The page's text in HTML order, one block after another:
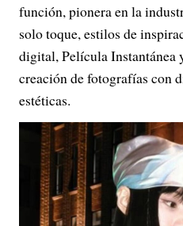
función, pionera en la
solo toque, estilos de
digital, Película Instantánea
creación de fotografías con
estéticas.